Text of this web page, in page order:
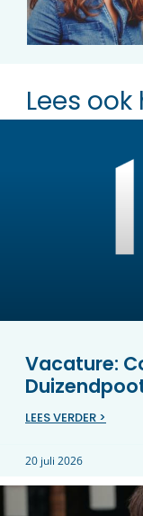
Lees
Vacature:
LEES VERDER >
20 juli 2026